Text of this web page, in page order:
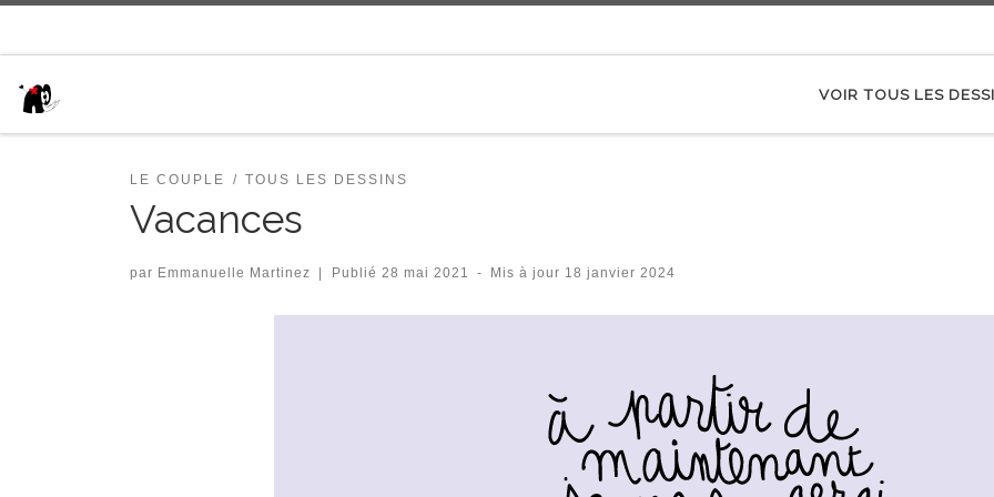
VOIR TOUS LES
LE COUPLE TOUS LES DESSINS
Vacances
par Emmanuelle Martinez | Publié 28 mai 2021 - Mis à jour 18 janvier 2024